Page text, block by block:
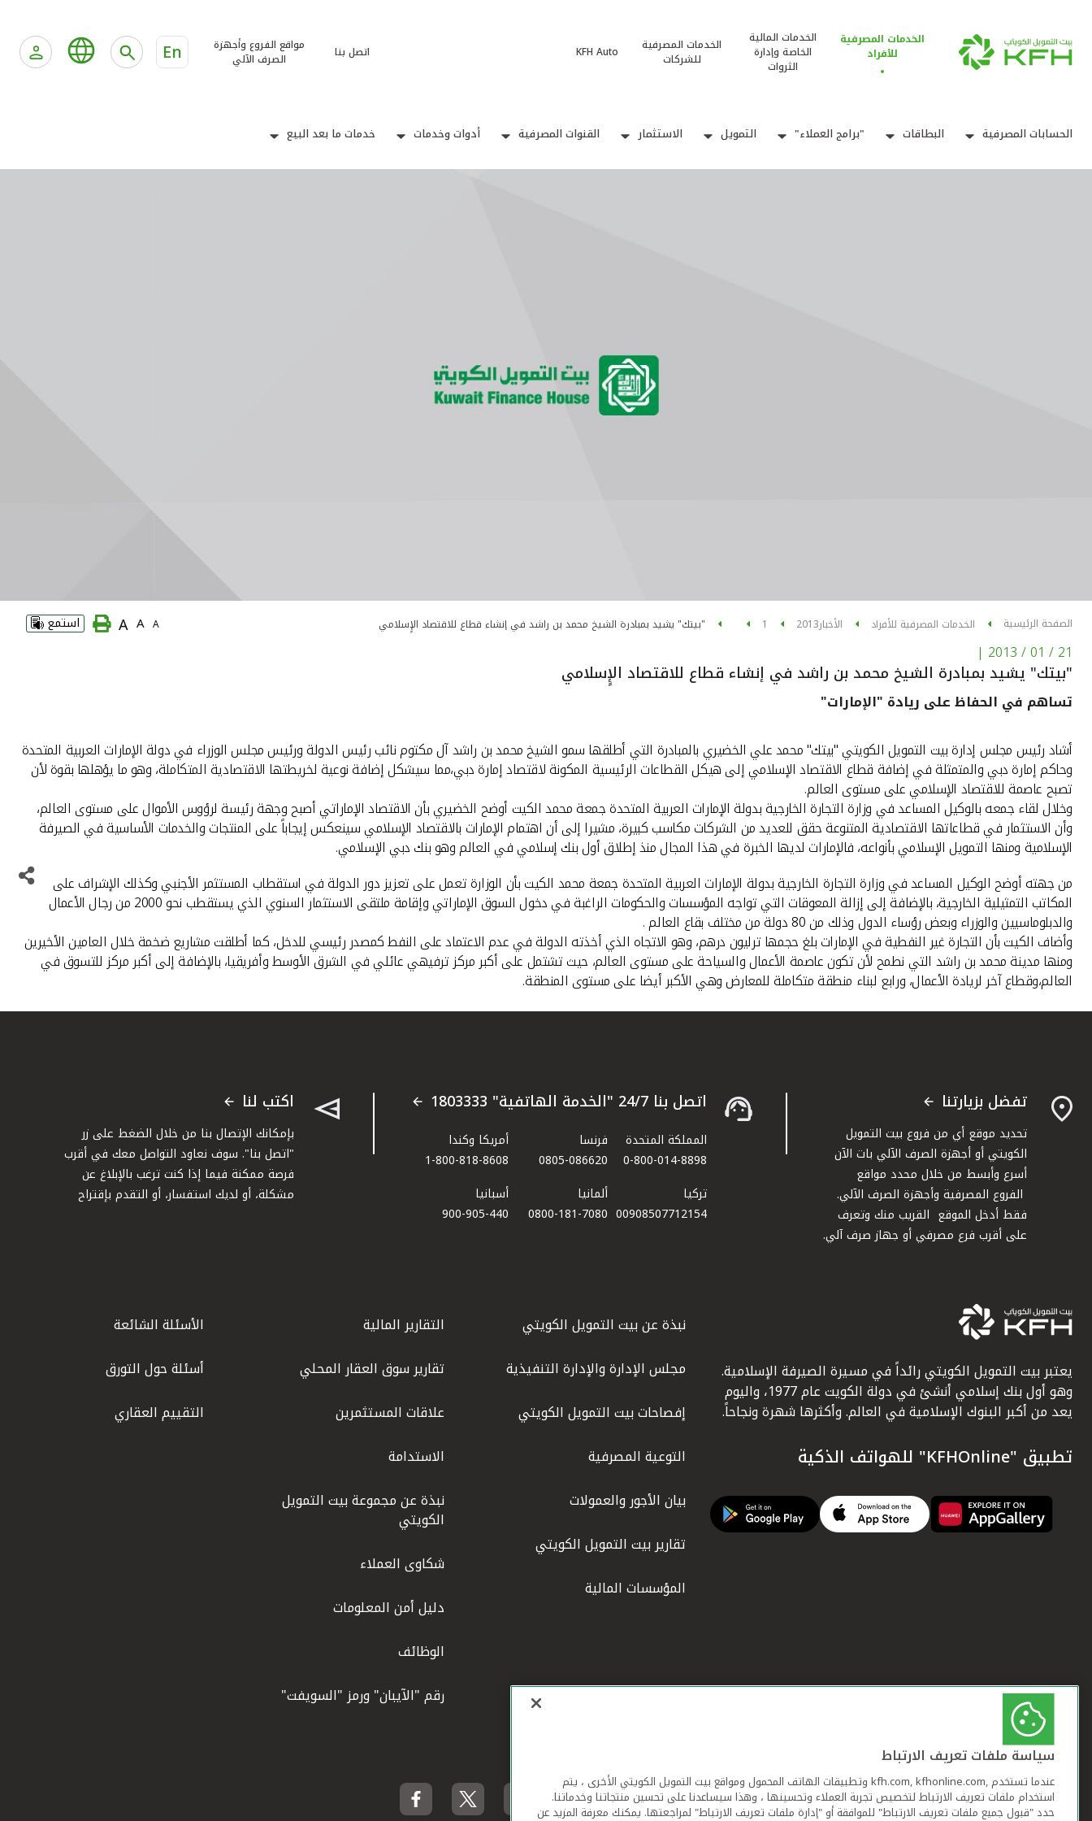
الخدمات المصرفية
للأفراد
الخدمات المالية
الخاصة وإدارة
الثروات
الخدمات المصرفية
للشركات
KFH Auto اتصل بنا
مواقع الفروع وأجهزة
الصرف الآلي
En
الحسابات المصرفية البطاقات "برامج العملاء" التمويل الاستثمار القنوات المصرفية أدوات وخدمات خدمات ما بعد البيع
الصفحة الرئيسية الخدمات المصرفية للأفراد الأخبار2013
1 "بيتك" يشيد بمبادرة الشيخ محمد بن راشد في إنشاء قطاع للاقتصاد الإٍسلامي A
A
A استمع
21 / 01 / 2013
|
"بيتك" يشيد بمبادرة الشيخ محمد بن راشد في إنشاء قطاع للاقتصاد الإٍسلامي
تساهم في الحفاظ على ريادة "الإمارات"
أشاد رئيس مجلس إدارة بيت التمويل الكويتي "بيتك" محمد علي الخضيري بالمبادرة التي أطلقها سمو الشيخ محمد بن راشد آل مكتوم نائب رئيس الدولة ورئيس مجلس الوزراء في دولة الإمارات العربية المتحدة
وحاكم إمارة دبي والمتمثلة في إضافة قطاع الاقتصاد الإسلامي إلى هيكل القطاعات الرئيسية المكونة لاقتصاد إمارة دبي،مما سيشكل إضافة نوعية لخريطتها الاقتصادية المتكاملة، وهو ما يؤهلها بقوة لأن
تصبح عاصمة للاقتصاد الإسلامي على مستوى العالم.
وخلال لقاء جمعه بالوكيل المساعد في وزارة التجارة الخارجية بدولة الإمارات العربية المتحدة جمعة محمد الكيت أوضح الخضيري بأن الاقتصاد الإماراتي أصبح وجهة رئيسة لرؤوس الأموال على مستوى العالم،
وأن الاستثمار في قطاعاتها الاقتصادية المتنوعة حقق للعديد من الشركات مكاسب كبيرة، مشيرا إلى أن اهتمام الإمارات بالاقتصاد الإسلامي سينعكس إيجاباً على المنتجات والخدمات الأساسية في الصيرفة
الإسلامية ومنها التمويل الإسلامي بأنواعه، فالإمارات لديها الخبرة في هذا المجال منذ إطلاق أول بنك إسلامي في العالم وهو بنك دبي الإسلامي.
من جهته أوضح الوكيل المساعد في وزارة التجارة الخارجية بدولة الإمارات العربية المتحدة جمعة محمد الكيت بأن الوزارة تعمل على تعزيز دور الدولة في استقطاب المستثمر الأجنبي وكذلك الإشراف على
المكاتب التمثيلية الخارجية، بالإضافة إلى إزالة المعوقات التي تواجه المؤسسات والحكومات الراغبة في دخول السوق الإماراتي وإقامة ملتقى الاستثمار السنوي الذي يستقطب نحو 2000 من رجال الأعمال
والدبلوماسيين والوزراء وبعض رؤساء الدول وذلك من 80 دولة من مختلف بقاع العالم .
وأضاف الكيت بأن التجارة غير النفطية في الإمارات بلغ حجمها ترليون درهم، وهو الاتجاه الذي أخذته الدولة في عدم الاعتماد على النفط كمصدر رئيسي للدخل، كما أطلقت مشاريع ضخمة خلال العامين الأخيرين
ومنها مدينة محمد بن راشد التي نطمح لأن تكون عاصمة الأعمال والسياحة على مستوى العالم، حيث تشتمل على أكبر مركز ترفيهي عائلي في الشرق الأوسط وأفريقيا، بالإضافة إلى أكبر مركز للتسوق في
العالم،وقطاع آخر لريادة الأعمال، ورابع لبناء منطقة متكاملة للمعارض وهي الأكبر أيضا على مستوى المنطقة.
تفضل بزيارتنا
تحديد موقع أي من فروع بيت التمويل
الكويتي أو أجهزة الصرف الآلي بات الآن
أسرع وأبسط من خلال محدد مواقع
الفروع المصرفية وأجهزة الصرف الآلي.
فقط أدخل الموقع القريب منك وتعرف
على أقرب فرع مصرفي أو جهاز صرف آلي.
اتصل بنا 24/7 "الخدمة الهاتفية" 1803333
المملكة المتحدة
0-800-014-8898
فرنسا
0805-086620
أمريكا وكندا
1-800-818-8608
تركيا
00908507712154​
ألمانيا
0800-181-7080
أسبانيا
900-905-440
اكتب لنا
بإمكانك الإتصال بنا من خلال الضغط على زر
"اتصل بنا". سوف نعاود التواصل معك في أقرب
فرصة ممكنة فيما إذا كنت ترغب بالإبلاغ عن
مشكلة، أو لديك استفسار، أو التقدم بإقتراح
يعتبر بيت التمويل الكويتي رائداً في مسيرة الصيرفة الإسلامية.
وهو أول بنك إسلامي أنشئ في دولة الكويت عام 1977، واليوم
يعد من أكبر البنوك الإسلامية في العالم. وأكثرها شهرة ونجاحاً.
تطبيق "KFHOnline" للهواتف الذكية
نبذة عن بيت التمويل الكويتي
مجلس الإدارة والإدارة التنفيذية
إفصاحات بيت التمويل الكويتي
التوعية المصرفية
بيان الأجور والعمولات
تقارير بيت التمويل الكويتي
المؤسسات المالية
التقارير المالية
تقارير سوق العقار المحلي
علاقات المستثمرين
الاستدامة
نبذة عن مجموعة بيت التمويل
الكويتي
شكاوى العملاء
دليل أمن المعلومات
الوظائف
رقم "الآيبان" ورمز "السويفت"
الأسئلة الشائعة
أسئلة حول التورق
التقييم العقاري
سياسة ملفات تعريف الارتباط
عندما تستخدم ,kfh.com, kfhonline.com وتطبيقات الهاتف المحمول ومواقع بيت التمويل الكويتي الأخرى ، يتم
استخدام ملفات تعريف الارتباط لتخصيص تجربة العملاء وتحسينها ، وهذا سيساعدنا على تحسين منتجاتنا وخدماتنا.
حدد "قبول جميع ملفات تعريف الارتباط" للموافقة أو "إدارة ملفات تعريف الارتباط" لمراجعتها. يمكنك معرفة المزيد عن